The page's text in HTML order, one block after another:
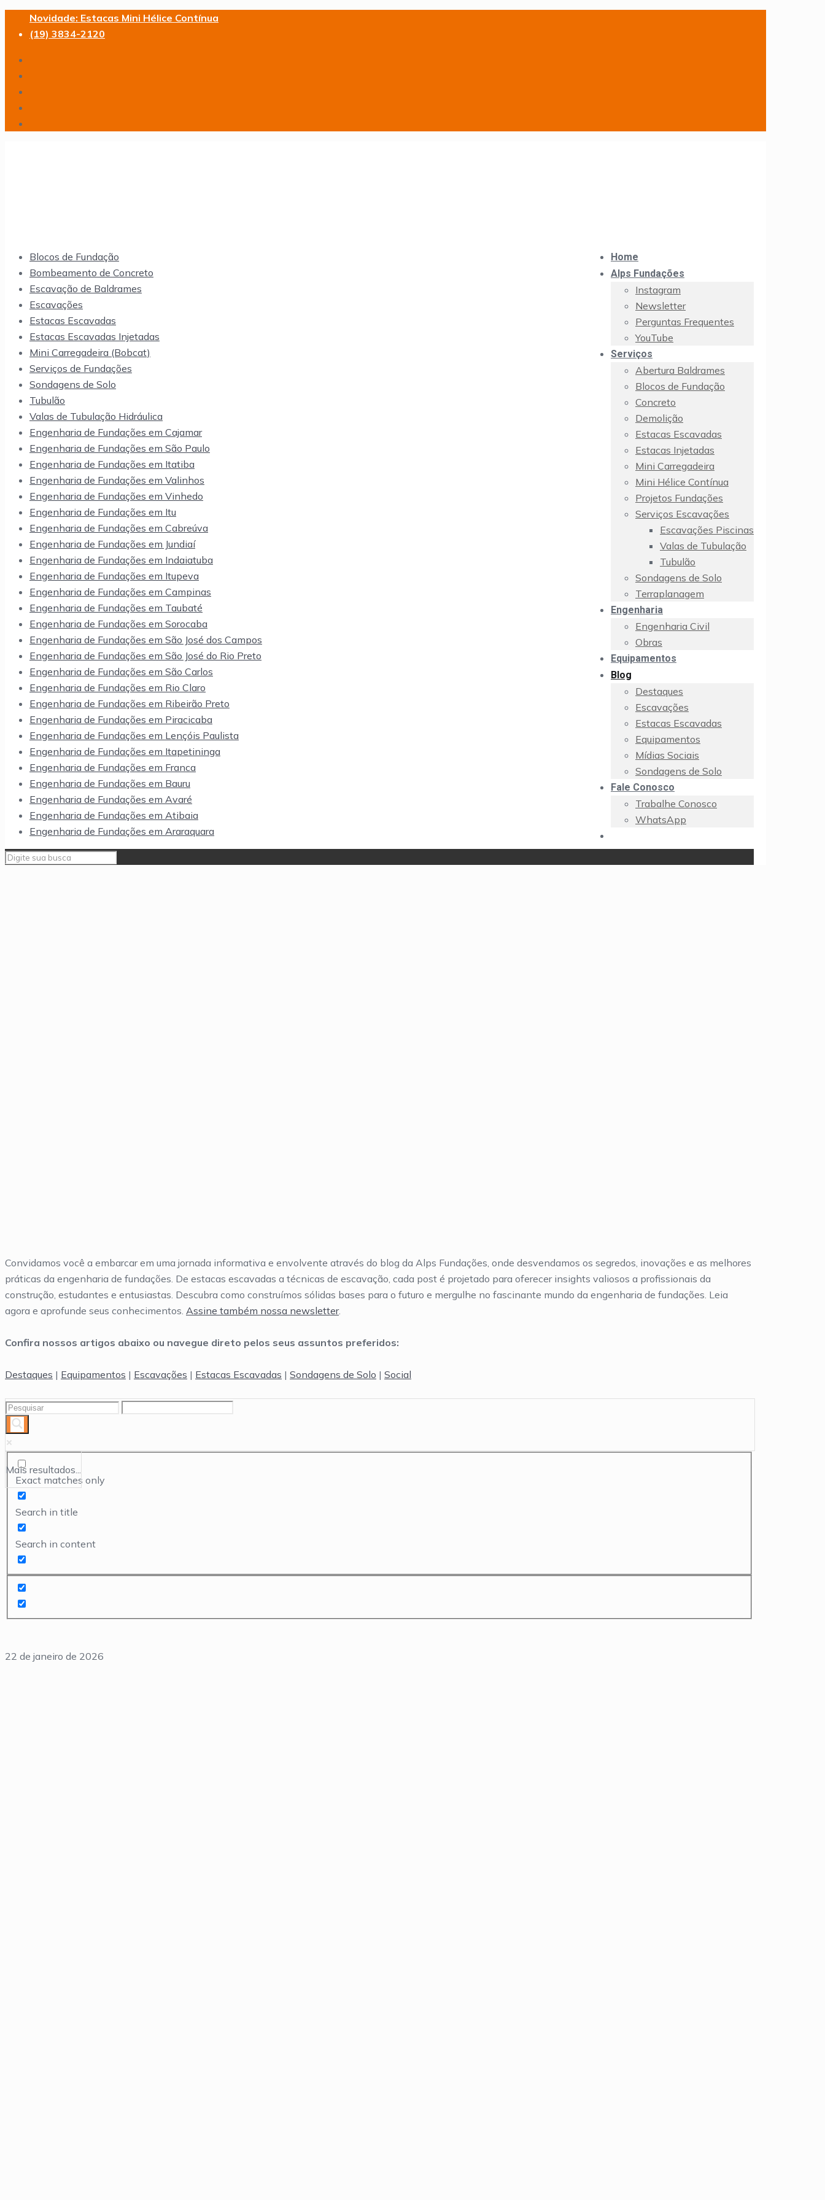
Novidade: Estacas Mini Hélice Contínua
(19) 3834-2120
Home
Alps Fundações
Instagram
Newsletter
Perguntas Frequentes
YouTube
Serviços
Abertura Baldrames
Blocos de Fundação
Concreto
Demolição
Estacas Escavadas
Estacas Injetadas
Mini Carregadeira
Mini Hélice Contínua
Projetos Fundações
Serviços Escavações
Escavações Piscinas
Valas de Tubulação
Tubulão
Sondagens de Solo
Terraplanagem
Engenharia
Engenharia Civil
Obras
Equipamentos
Blog
Destaques
Escavações
Estacas Escavadas
Equipamentos
Mídias Sociais
Sondagens de Solo
Fale Conosco
Trabalhe Conosco
WhatsApp
Blocos de Fundação
Bombeamento de Concreto
Escavação de Baldrames
Escavações
Estacas Escavadas
Estacas Escavadas Injetadas
Mini Carregadeira (Bobcat)
Serviços de Fundações
Sondagens de Solo
Tubulão
Valas de Tubulação Hidráulica
Engenharia de Fundações em Cajamar
Engenharia de Fundações em São Paulo
Engenharia de Fundações em Itatiba
Engenharia de Fundações em Valinhos
Engenharia de Fundações em Vinhedo
Engenharia de Fundações em Itu
Engenharia de Fundações em Cabreúva
Engenharia de Fundações em Jundiaí
Engenharia de Fundações em Indaiatuba
Engenharia de Fundações em Itupeva
Engenharia de Fundações em Campinas
Engenharia de Fundações em Taubaté
Engenharia de Fundações em Sorocaba
Engenharia de Fundações em São José dos Campos
Engenharia de Fundações em São José do Rio Preto
Engenharia de Fundações em São Carlos
Engenharia de Fundações em Rio Claro
Engenharia de Fundações em Ribeirão Preto
Engenharia de Fundações em Piracicaba
Engenharia de Fundações em Lençóis Paulista
Engenharia de Fundações em Itapetininga
Engenharia de Fundações em Franca
Engenharia de Fundações em Bauru
Engenharia de Fundações em Avaré
Engenharia de Fundações em Atibaia
Engenharia de Fundações em Araraquara
Convidamos você a embarcar em uma jornada informativa e envolvente através do blog da Alps Fundações, onde desvendamos os segredos, inovações e as melhores
práticas da engenharia de fundações. De estacas escavadas a técnicas de escavação, cada post é projetado para oferecer insights valiosos a profissionais da
construção, estudantes e entusiastas. Descubra como construímos sólidas bases para o futuro e mergulhe no fascinante mundo da engenharia de fundações. Leia
agora e aprofunde seus conhecimentos. Assine também nossa newsletter.
Confira nossos artigos abaixo ou navegue direto pelos seus assuntos preferidos:
Destaques | Equipamentos | Escavações | Estacas Escavadas | Sondagens de Solo | Social
Mais resultados...
Exact matches only
Search in title
Search in content
22 de janeiro de 2026